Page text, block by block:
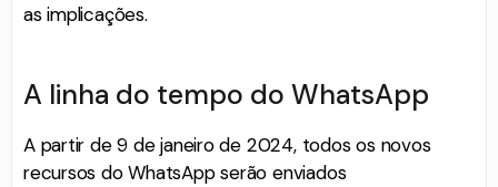
as implicações.
A linha do tempo do WhatsApp
A partir de 9 de janeiro de 2024, todos os novos
recursos do WhatsApp serão enviados